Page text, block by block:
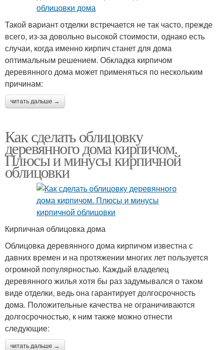
Такой вариант отделки встречается не так часто, прежде
всего, из-за довольно высокой стоимости, однако есть
случаи, когда именно кирпич станет для дома
оптимальным решением. Обкладка кирпичом
деревянного дома может применяться по нескольким
причинам:
читать дальше →
Как сделать облицовку
деревянного дома кирпичом.
Плюсы и минусы кирпичной
облицовки
Кирпичная облицовка дома
Облицовка деревянного дома кирпичом известна с
давних времен и на протяжении многих лет пользуется
огромной популярностью. Каждый владелец
деревянного жилья хотя бы раз задумывался о таком
виде отделки, ведь она гарантирует долгосрочность
дома. Положительные качества не ограничиваются
долгосрочностью, к ним также можно отнести
следующие:
читать дальше →